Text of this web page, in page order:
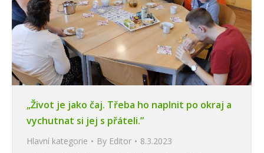
„Život je jako čaj. Třeba ho naplnit po okraj a
vychutnat si jej s přáteli.”
Hlavní kategorie By Editor 8.3.2023